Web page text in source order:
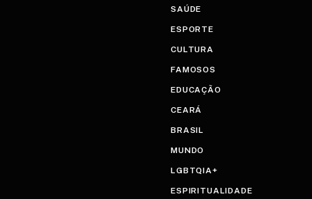
SAÚDE
ESPORTE
CULTURA
FAMOSOS
EDUCAÇÃO
CEARÁ
BRASIL
MUNDO
LGBTQIA+
ESPIRITUALIDADE